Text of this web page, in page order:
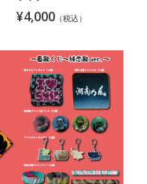
¥4,000 （税込）